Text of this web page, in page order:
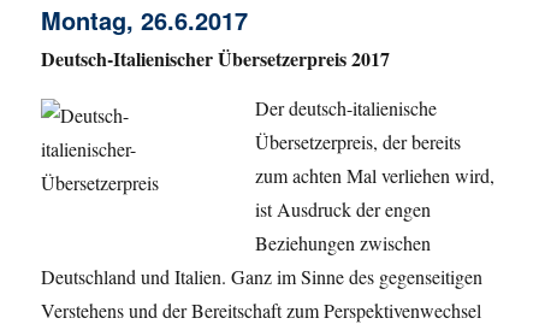
Montag, 26.6.2017
Deutsch-Italienischer Übersetzerpreis 2017
Der deutsch-italienische
Übersetzerpreis, der bereits
zum achten Mal verliehen wird,
ist Ausdruck der engen
Beziehungen zwischen
Deutschland und Italien. Ganz im Sinne des gegenseitigen
Verstehens und der Bereitschaft zum Perspektivenwechsel